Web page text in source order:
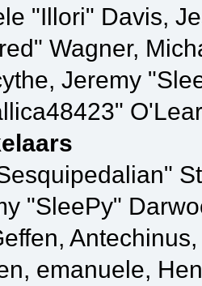
"Illori" Davis,
Wagner,
Jeremy
"SleePy"
emanuele,